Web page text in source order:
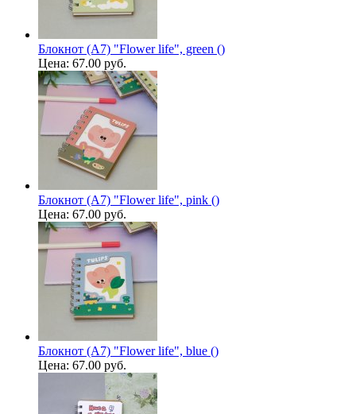
Блокнот (А7) "Flower life", green ()
Цена: 67.00 руб.
Блокнот (А7) "Flower life", pink ()
Цена: 67.00 руб.
Блокнот (А7) "Flower life", blue ()
Цена: 67.00 руб.